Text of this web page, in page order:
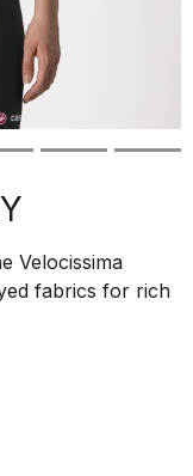
Velocissima
fabrics for rich